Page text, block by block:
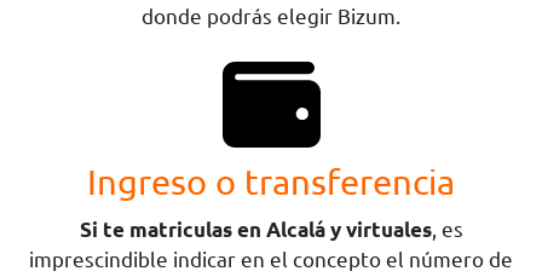
donde podrás elegir Bizum.
Ingreso o transferencia
Si te matriculas en Alcalá y virtuales, es
imprescindible indicar en el concepto el número de